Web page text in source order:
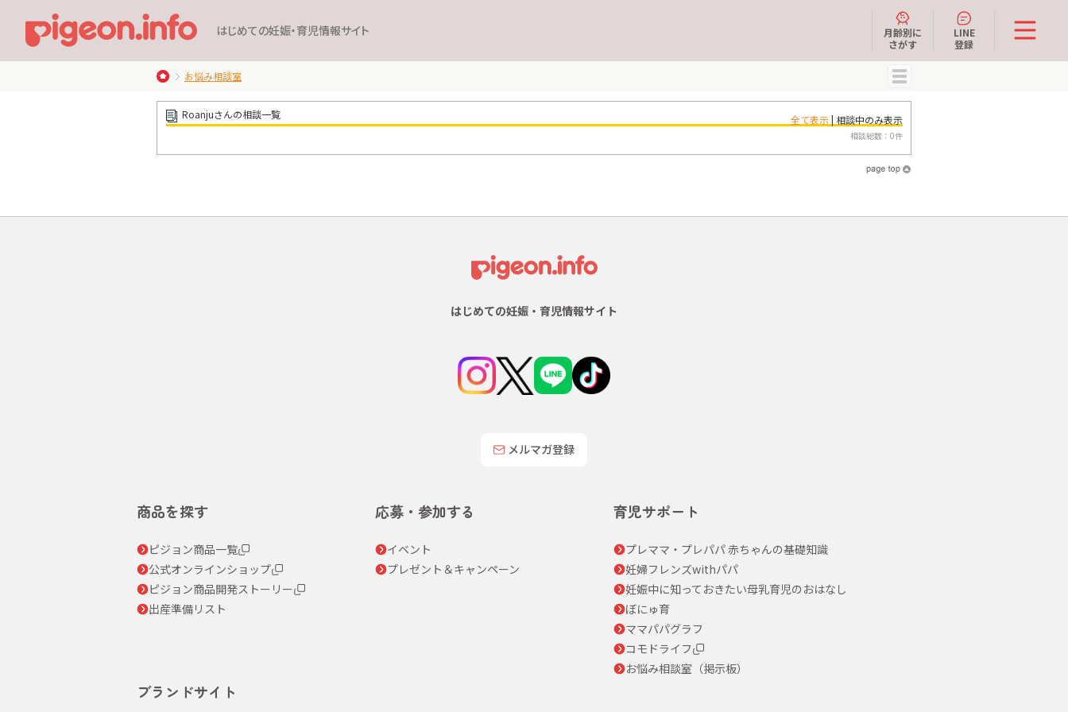
はじめての妊娠・育児情報サイト
月齢別に
さがす
LINE
登録
MENU
お悩み相談室
Roanjuさんの相談一覧 全て表示| 相談中のみ表示
相談総数：0件
はじめての妊娠・育児情報サイト
メルマガ登録
商品を探す
ピジョン商品一覧
公式オンラインショップ
ピジョン商品開発ストーリー
出産準備リスト
応募・参加する
イベント
プレゼント＆キャンペーン
育児サポート
プレママ・プレパパ 赤ちゃんの基礎知識
妊婦フレンズwithパパ
妊娠中に知っておきたい母乳育児のおはなし
ぼにゅ育
ママパパグラフ
コモドライフ
お悩み相談室（掲示板）
ブランドサイト